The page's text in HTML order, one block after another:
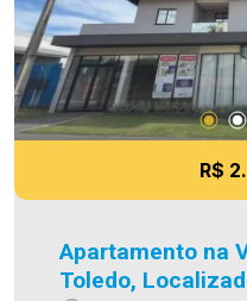
nos o direito de
digitação e/ou
dos preços e
ilustrativas.
R$
Apartamento na
Toledo,